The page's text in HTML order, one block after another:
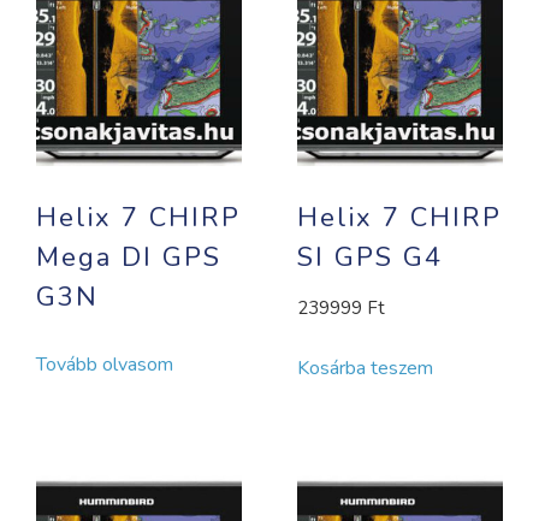
Helix 7 CHIRP
Mega DI GPS
G3N
Tovább olvasom
Helix 7 CHIRP
SI GPS G4
239999 Ft
Kosárba teszem